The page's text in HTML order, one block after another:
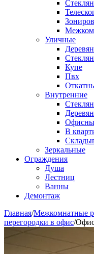
Уличные
Купе
Пвх
Внутренние
В
Зеркальные
Ограждения
Душа
Лестниц
Ванны
Демонтаж
Главная/Межкомнатные
перегородки в офис/